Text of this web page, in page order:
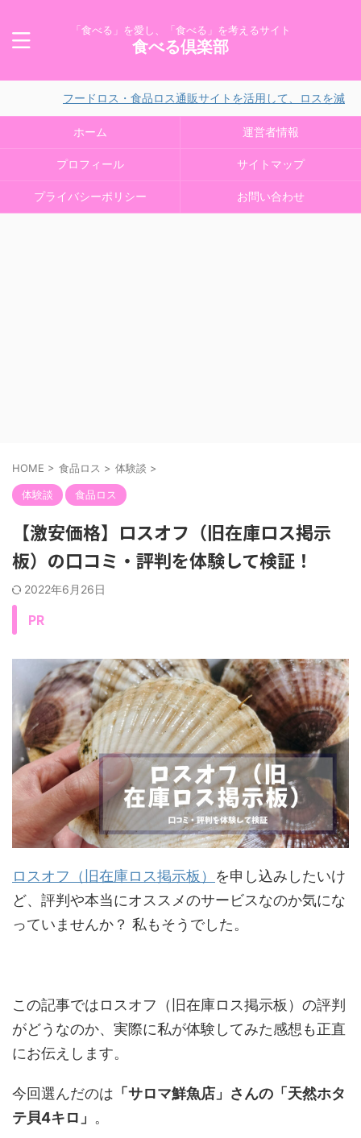
「食べる」を愛し、「食べる」を考えるサイト
食べる倶楽部
フードロス・食品ロス通販サイトを活用して、ロスを減らそう！
ホーム 運営者情報
プロフィール サイトマップ
プライバシーポリシー お問い合わせ
HOME > 食品ロス > 体験談 >
体験談 食品ロス
【激安価格】ロスオフ（旧在庫ロス掲示
板）の口コミ・評判を体験して検証！
2022年6月26日
PR
ロスオフ（旧在庫ロス掲示板） を申し込みしたいけ
ど、評判や本当にオススメのサービスなのか気にな
っていませんか？ 私もそうでした。
この記事ではロスオフ（旧在庫ロス掲示板）の評判
がどうなのか、実際に私が体験してみた感想も正直
にお伝えします。
今回選んだのは 「サロマ鮮魚店」さんの「天然ホタ
テ貝4キロ」 。